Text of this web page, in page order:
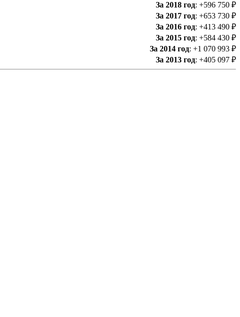
За 2018 год: +596 750 ₽
За 2017 год: +653 730 ₽
За 2016 год: +413 490 ₽
За 2015 год: +584 430 ₽
За 2014 год: +1 070 993 ₽
За 2013 год: +405 097 ₽